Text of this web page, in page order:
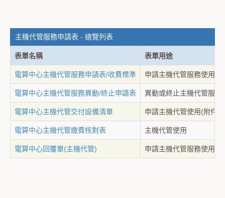
主機代管服務申請表 - 總覽列表
表單名稱 表單用途
電算中心主機代管服務申請表/收費標準 申請主機代管服務使用
電算中心主機代管服務異動/終止申請表 異動或終止主機代管服務
電算中心主機代管交付設備清單 申請主機代管使用(附件)
電算中心主機代管繳費核對表 主機代管使用
電算中心回覆單(主機代管) 申請主機代管服務使用